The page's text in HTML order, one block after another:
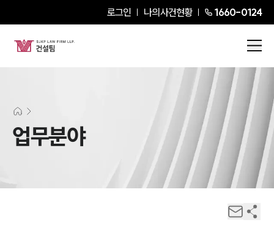
로그인 나의사건현황 1660-0124
업무분야